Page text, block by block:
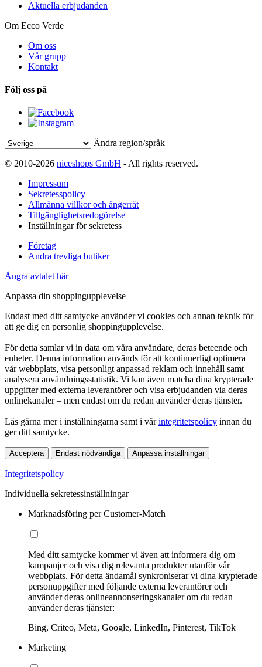
Aktuella erbjudanden
Om Ecco Verde
Om oss
Vår grupp
Kontakt
Följ oss på
Ändra region/språk
© 2010-2026 niceshops GmbH - All rights reserved.
Impressum
Sekretesspolicy
Allmänna villkor och ångerrät
Tillgänglighetsredogörelse
Inställningar för sekretess
Företag
Andra trevliga butiker
Ångra avtalet här
Anpassa din shoppingupplevelse
Endast med ditt samtycke använder vi cookies och annan teknik för
att ge dig en personlig shoppingupplevelse.
För detta samlar vi in data om våra användare, deras beteende och
enheter. Denna information används för att kontinuerligt optimera
vår webbplats, visa personligt anpassad reklam och innehåll samt
analysera användningsstatistik. Vi kan även matcha dina krypterade
uppgifter med externa leverantörer och visa erbjudanden via deras
onlinekanaler – men endast om du redan använder deras tjänster.
Läs gärna mer i inställningarna samt i vårintegritetspolicy innan du
ger ditt samtycke.
Acceptera Endast nödvändiga Anpassa inställningar
Integritetspolicy
Individuella sekretessinställningar
Marknadsföring per Customer-Match
Med ditt samtycke kommer vi även att informera dig om
kampanjer och visa dig relevanta produkter utanför vår
webbplats. För detta ändamål synkroniserar vi dina krypterade
personuppgifter med följande externa leverantörer och
använder deras onlineannonseringskanaler om du redan
använder deras tjänster:
Bing, Criteo, Meta, Google, LinkedIn, Pinterest, TikTok
Marketing